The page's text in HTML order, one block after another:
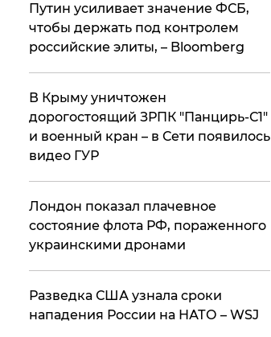
Путин усиливает значение ФСБ,
чтобы держать под контролем
российские элиты, – Bloomberg
В Крыму уничтожен
дорогостоящий ЗРПК "Панцирь-С1"
и военный кран – в Сети появилось
видео ГУР
Лондон показал плачевное
состояние флота РФ, пораженного
украинскими дронами
Разведка США узнала сроки
нападения России на НАТО – WSJ